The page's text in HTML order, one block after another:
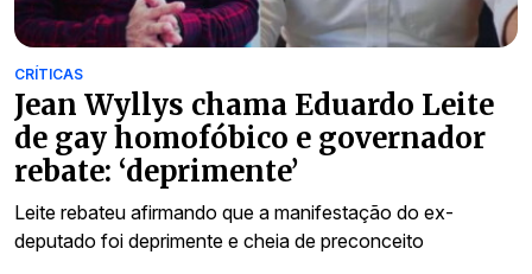
CRÍTICAS
Jean Wyllys chama Eduardo Leite
de gay homofóbico e governador
rebate: ‘deprimente’
Leite rebateu afirmando que a manifestação do ex-
deputado foi deprimente e cheia de preconceito